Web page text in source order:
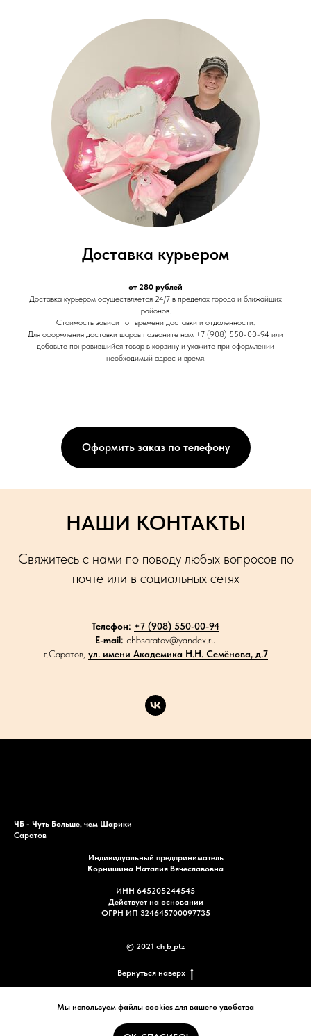
Доставка курьером
от 280 рублей
Доставка курьером осуществляется 24/7 в пределах города и ближайших
районов.
Стоимость зависит от времени доставки и отдаленности.
Для оформления доставки шаров позвоните нам +7 (908) 550-00-94 или
добавьте понравившийся товар в корзину и укажите при оформлении
необходимый адрес и время.
Оформить заказ по телефону
Мы используем файлы cookies для вашего удобства
НАШИ КОНТАКТЫ
Свяжитесь с нами по поводу любых вопросов по
почте или в социальных сетях
Телефон: +7 (908) 550-00-94
E-mail: chbsaratov@yandex.ru
г.Саратов, ул. имени Академика Н.Н. Семёнова, д.7
ЧБ - Чуть Больше, чем Шарики
Саратов
Индивидуальный предприниматель
Корнишина Наталия Вячеславовна
ИНН 645205244545
Действует на основании
ОГРН ИП 324645700097735
© 2021 ch_b_ptz
Вернуться наверх